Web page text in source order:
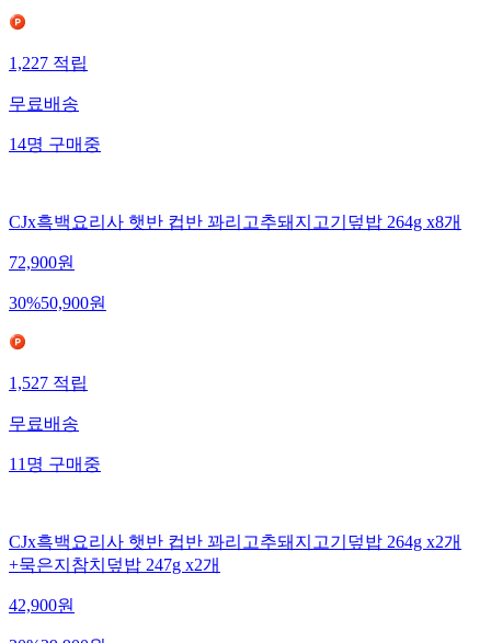
1,227 적립
무료배송
14명 구매중
CJx흑백요리사 햇반 컵반 꽈리고추돼지고기덮밥 264g x8개
72,900원
30%50,900원
1,527 적립
무료배송
11 명 구매중
CJx흑백요리사 햇반 컵반 꽈리고추돼지고기덮밥 264g x2개
+묵은지참치덮밥 247g x2개
42,900원